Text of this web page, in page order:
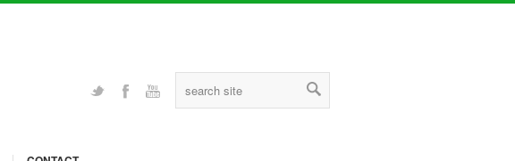
TwitterFacebookYoutube